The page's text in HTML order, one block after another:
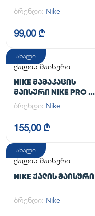
MD CRP
ბრენდი: Nike
99,00 ₾
ახალი
ქალის მაისური
NIKE ᲛᲐᲛᲐᲙᲐᲪᲘᲡ
ᲛᲐᲘᲡᲣᲠᲘ NIKE PRO DF
365 CROP LS
ბრენდი: Nike
155,00 ₾
ახალი
ქალის მაისური
NIKE ᲥᲐᲚᲘᲡ ᲛᲐᲘᲡᲣᲠᲘ
ბრენდი: Nike